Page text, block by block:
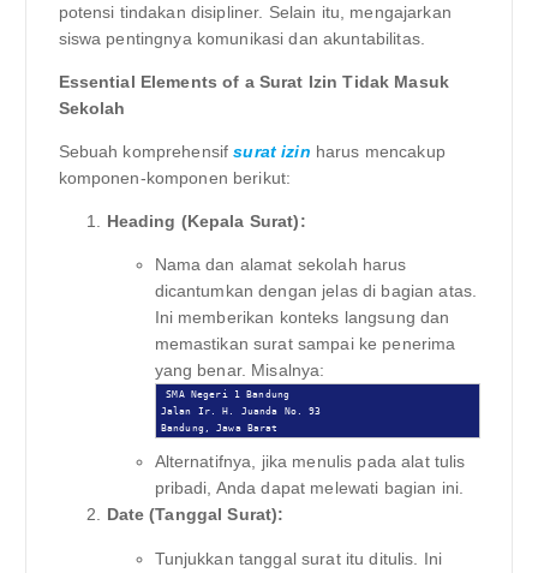
potensi tindakan disipliner. Selain itu, mengajarkan
siswa pentingnya komunikasi dan akuntabilitas.
Essential Elements of a Surat Izin Tidak Masuk
Sekolah
Sebuah komprehensifsurat izin harus mencakup
komponen-komponen berikut:
Heading (Kepala Surat):
Nama dan alamat sekolah harus
dicantumkan dengan jelas di bagian atas.
Ini memberikan konteks langsung dan
memastikan surat sampai ke penerima
yang benar. Misalnya:
SMA Negeri 1 Bandung
Jalan Ir. H. Juanda No. 93
Bandung, Jawa Barat
Alternatifnya, jika menulis pada alat tulis
pribadi, Anda dapat melewati bagian ini.
Date (Tanggal Surat):
Tunjukkan tanggal surat itu ditulis. Ini